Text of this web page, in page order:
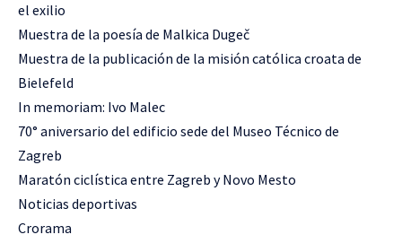
el exilio
Muestra de la poesía de Malkica Dugeč
Muestra de la publicación de la misión católica croata de
Bielefeld
In memoriam: Ivo Malec
70° aniversario del edificio sede del Museo Técnico de
Zagreb
Maratón ciclística entre Zagreb y Novo Mesto
Noticias deportivas
Crorama